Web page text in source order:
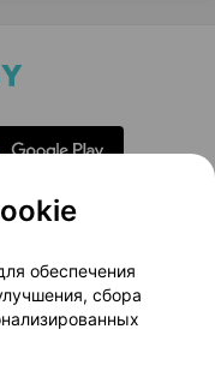
маркетинг
Доставка
обеспечения
сбора